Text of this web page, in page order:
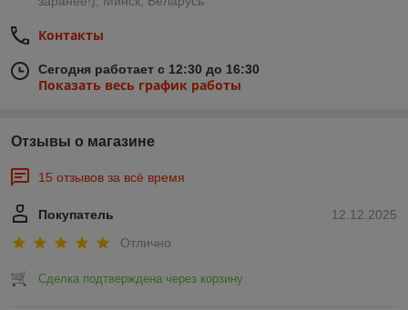
Контакты
Сегодня работает с 12:30 до 16:30
Показать весь график работы
Отзывы о магазине
15 отзывов за всё время
12.12.2025
Покупатель
Отлично
Сделка подтверждена через корзину